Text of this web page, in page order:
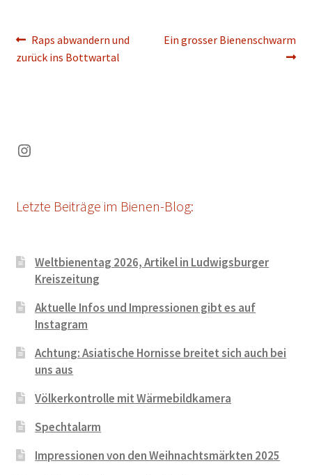
Beitragsnavigation
Vorheriger
Beitrag:
Raps abwandern und
zurück ins Bottwartal
Nächster
Ein grosser Bienenschwarm
Instagram
Letzte Beiträge im Bienen-Blog:
Weltbienentag 2026, Artikel in Ludwigsburger
Kreiszeitung
Aktuelle Infos und Impressionen gibt es auf
Instagram
Achtung: Asiatische Hornisse breitet sich auch bei
uns aus
Völkerkontrolle mit Wärmebildkamera
Spechtalarm
Impressionen von den Weihnachtsmärkten 2025